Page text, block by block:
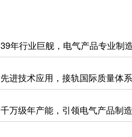
39年行业巨舰，电气产品专业制
先进技术应用，接轨国际质量体系
千万级年产能，引领电气产品制